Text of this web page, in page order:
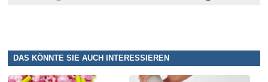
DAS KÖNNTE SIE AUCH INTERESSIEREN